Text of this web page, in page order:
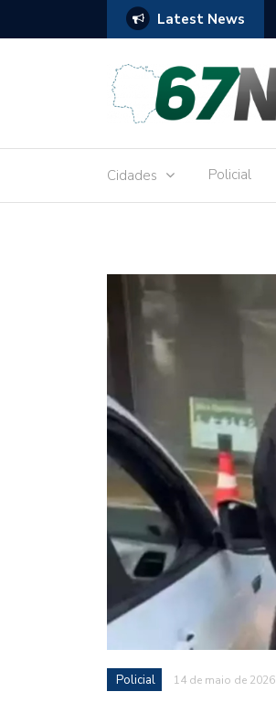
Latest News
réu por receber Pix de editora que desviou
Cidades Policial
Policial 14 de maio de 2026